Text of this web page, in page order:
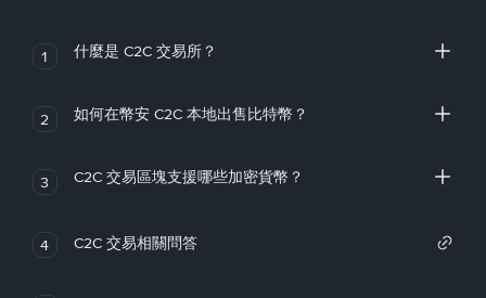
1 什麼是 C2C 交易所？
2 如何在幣安 C2C 本地出售比特幣？
3 C2C 交易區塊支援哪些加密貨幣？
4 C2C 交易相關問答